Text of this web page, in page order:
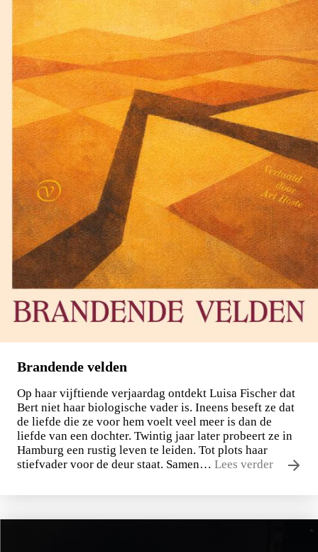
Lewis Carroll
De klopjacht op de sneer
BESTEL
Brandende velden
Op haar vijftiende verjaardag ontdekt Luisa Fischer dat
Bert niet haar biologische vader is. Ineens beseft ze dat
de liefde die ze voor hem voelt veel meer is dan de
liefde van een dochter. Twintig jaar later probeert ze in
Hamburg een rustig leven te leiden. Tot plots haar
stiefvader voor de deur staat. Samen… Lees verder